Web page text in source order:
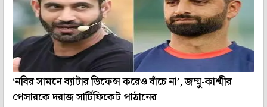
‘নবির সামনে ব্যাটার ডিফেন্স করেও বাঁচে না’, জম্মু-কাশ্মীর
পেসারকে দরাজ সার্টিফিকেট পাঠানের